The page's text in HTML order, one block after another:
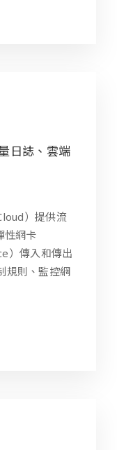
日誌、雲端
）提供流
性網卡
傳入和傳出
規則、監控網